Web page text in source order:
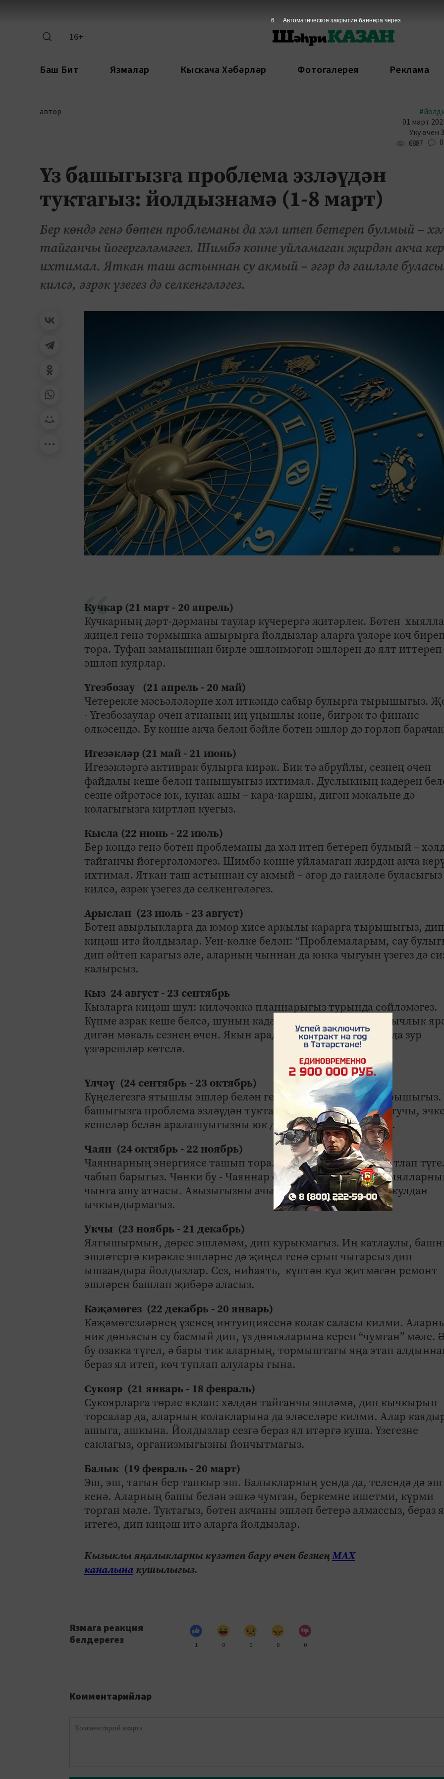
16+
Баш Бит Язмалар Кыскача Хәбәрләр Фотогалерея Реклама
автор
01 март
Уку өчен
6887 0
Үз башыгызга проблема эзләүдән
туктагыз: йолдызнамә (1-8 март)
Бер көндә генә бөтен проблеманы да хәл итеп бетереп булмый –
тайганчы йөгергәләмәгез. Шимбә көнне уйламаган җирдән акча
ихтимал. Яткан таш астыннан су акмый – әгәр дә гаиләле
килсә, әзрәк үзегез дә селкенгәләгез.
Кучкар (21 март - 20 апрель)
Кучкарның дәрт-дәрманы таулар күчерергә җитәрлек. Бөтен
җиңел генә тормышка ашырырга йолдызлар аларга үзләре көч
тора. Туфан заманыннан бирле эшләнмәгән эшләрен дә ялт иттереп
эшләп куярлар.
Үгезбозау (21 апрель - 20 май)
Четерекле мәсьәләләрне хәл иткәндә сабыр булырга тырышыгыз.
- Үгезбозаулар өчен атнаның иң уңышлы көне, бигрәк тә финанс
өлкәсендә. Бу көнне акча белән бәйле бөтен эшләр дә гөрләп
Игезәкләр (21 май - 21 июнь)
Игезәкләргә активрак булырга кирәк. Бик тә абруйлы, сезнең өчен
файдалы кеше белән танышуыгыз ихтимал. Дуслыкның кадерен
сезне өйрәтәсе юк, кунак ашы – кара-каршы, дигән мәкальне дә
колагыгызга киртләп куегыз.
Кысла (22 июнь - 22 июль)
Бер көндә генә бөтен проблеманы да хәл итеп бетереп булмый –
тайганчы йөгергәләмәгез. Шимбә көнне уйламаган җирдән акча
ихтимал. Яткан таш астыннан су акмый – әгәр дә гаиләле буласыгыз
килсә, әзрәк үзегез дә селкенгәләгез.
Арыслан (23 июль - 23 август)
Бөтен авырлыкларга да юмор хисе аркылы карарга тырышыгыз, дип
киңәш итә йолдызлар. Уен-көлке белән: “Проблемаларым, сау
дип әйтеп карагыз әле, аларның чыннан да юкка чыгуын үзегез дә
калырсыз.
Кыз 24 август - 23 сентябрь
Кызларга киңәш шул: киләчәккә планнарыгыз турында сөйләмәгез.
Күпме азрак кеше белсә, шуның кадәр яхшырак. Бәхет тынычлык
дигән мәкаль сезнең өчен. Якын арада шәхси тормышыгызда зур
үзгәрешләр көтелә.
Үлчәү (24 сентябрь - 23 октябрь)
Күңелегезгә ятышлы эшләр белән генә шөгыльләнергә тырышыгыз.
башыгызга проблема эзләүдән туктагыз. Бәхәсләшергә яратучы,
кешеләр белән аралашуыгызны юк дәрәҗәсенә җиткерегез.
Чаян (24 октябрь - 22 ноябрь)
Чаяннарның энергиясе ташып тора. Хыялларыгызга таба атлап
чабып барыгыз. Чөнки бу - Чаяннар өчен уңышка ирешү,
чынга ашу атнасы. Авызыгызны ачып йөрмәгез, форсатны кулдан
ычкындырмагыз.
Укчы (23 ноябрь - 21 декабрь)
Ялгышырмын, дөрес эшләмәм, дип курыкмагыз. Иң катлаулы,
эшләтергә кирәкле эшләрне дә җиңел генә ерып чыгарсыз дип
ышаандыра йолдызлар. Сез, ниһаять, күптән кул җитмәгән ремонт
эшләрен башлап җибәрә аласыз.
Кәҗәмөгез (22 декабрь - 20 январь)
Кәҗәмөгезләрнең үзенең интуициясенә колак саласы килми.
ник дөньясын су басмый дип, үз дөньяларына кереп “чумган” мәле.
бу озакка түгел, ә бары тик аларның, тормыштагы яңа этап
бераз ял итеп, көч туплап алулары гына.
Сукояр (21 январь - 18 февраль)
Сукоярларга төрле яклап: хәлдән тайганчы эшләмә, дип кычкырып
торсалар да, аларның колакларына да эләселәре килми. Алар
ашыга, ашкына. Йолдызлар сезгә бераз ял итәргә куша. Үзегезне
саклагыз, организмыгызны йончытмагыз.
Балык (19 февраль - 20 март)
Эш, эш, тагын бер тапкыр эш. Балыкларның уенда да, телендә дә эш
кенә. Аларның башы белән эшкә чумган, беркемне ишетми, күрми
торган мәле. Туктагыз, бөтен акчаны эшләп бетерә алмассыз, бераз
итегез, дип киңәш итә аларга йолдызлар.
Кызыклы яңалыкларны күзәтеп бару өчен безнеңМАХ
каналына кушылыгыз.
Язмага реакция
белдерегез
1 0 0 0 0
Комментарийлар
5 Автоматическое закрытие баннера через